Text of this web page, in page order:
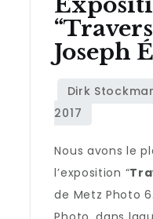
Joseph
Nous avons le
l’exposition “
de Metz Photo